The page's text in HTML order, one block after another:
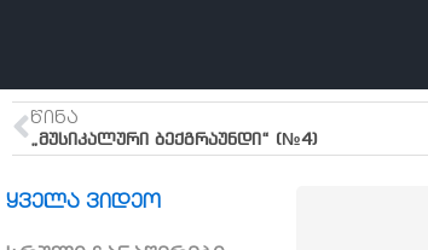
ᲬᲘᲜᲐ
„მუსიკალური ბექგრაუნდი“ (№4)
ყველა ვიდეო